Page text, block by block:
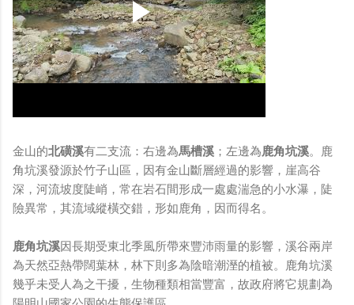
金山的北磺溪有二支流：右邊為馬槽溪 ；左邊為鹿角坑溪。鹿
角坑溪發源於竹子山區，因有金山斷層經過的影響，崖高谷
深，河流坡度陡峭，常在岩石間形成一處處湍急的小水瀑，陡
險異常，其流域縱橫交錯，形如鹿角，因而得名。
鹿角坑溪因長期受東北季風所帶來豐沛雨量的影響，溪谷兩岸
為天然亞熱帶闊葉林，林下則多為陰暗潮溼的植被。鹿角坑溪
幾乎未受人為之干擾，生物種類相當豐富，故政府將它規劃為